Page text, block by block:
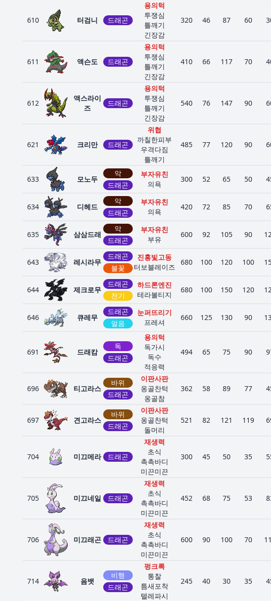
610 터검니 드래곤
용의턱
투쟁심
틀깨기
긴장감
320 46 87 60
611 액슨도 드래곤
용의턱
투쟁심
틀깨기
긴장감
410 66 117 70
612
액스라이
즈
드래곤
용의턱
투쟁심
틀깨기
긴장감
540 76 147 90
621 크리만 드래곤
위협
까칠한피부
우격다짐
틀깨기
485 77 120 90
633 모노두
악
드래곤
부자유친
의욕
300 52 65 50
634 디헤드
악
드래곤
부자유친
의욕
420 72 85 70
635 삼삼드래
악
드래곤
부자유친
부유
600 92 105 90
643 레시라무
드래곤
불꽃
진홍빛고동
터보블레이즈
680 100 120 100
644 제크로무
드래곤
전기
하드론엔진
테라볼티지
680 100 150 120
646 큐레무
드래곤
얼음
눈퍼뜨리기
프레셔
660 125 130 90
691 드래캄
독
드래곤
용의턱
독가시
독수
적응력
494 65 75 90
696 티고라스
바위
드래곤
이판사판
옹골찬턱
옹골참
362 58 89 77
697 견고라스
바위
드래곤
이판사판
옹골찬턱
돌머리
521 82 121 119
704 미끄메라 드래곤
재생력
초식
촉촉바디
미끈미끈
300 45 50 35
705 미끄네일 드래곤
재생력
초식
촉촉바디
미끈미끈
452 68 75 53
706 미끄래곤 드래곤
재생력
초식
촉촉바디
미끈미끈
600 90 100 70
714 음뱃
비행
드래곤
펑크록
통찰
틈새포착
텔레파시
245 40 30 35